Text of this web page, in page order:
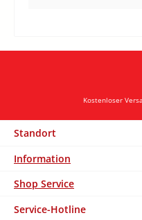
Kostenloser
Standort
Information
Shop Service
Service-Hotline